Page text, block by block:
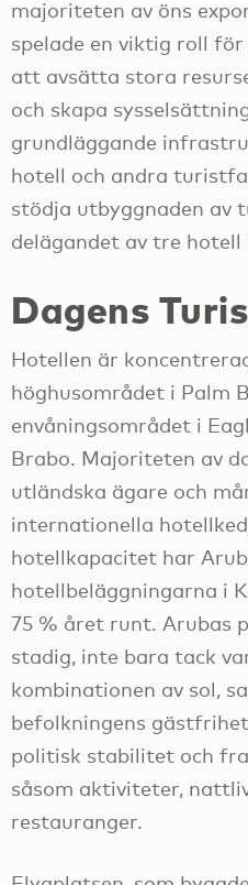
majoriteten av öns
spelade en viktig roll
att avsätta stora
och skapa
grundläggande
hotell och andra
stödja utbyggnaden av
delägandet av tre
Dagens
Hotellen är
höghusområdet i Palm
envåningsområdet i
Brabo. Majoriteten av
utländska ägare och
internationella
hotellkapacitet har
hotellbeläggningarna i
75 % året runt.
stadig, inte bara tack
kombinationen av sol,
befolkningens
politisk stabilitet och
såsom aktiviteter,
restauranger.